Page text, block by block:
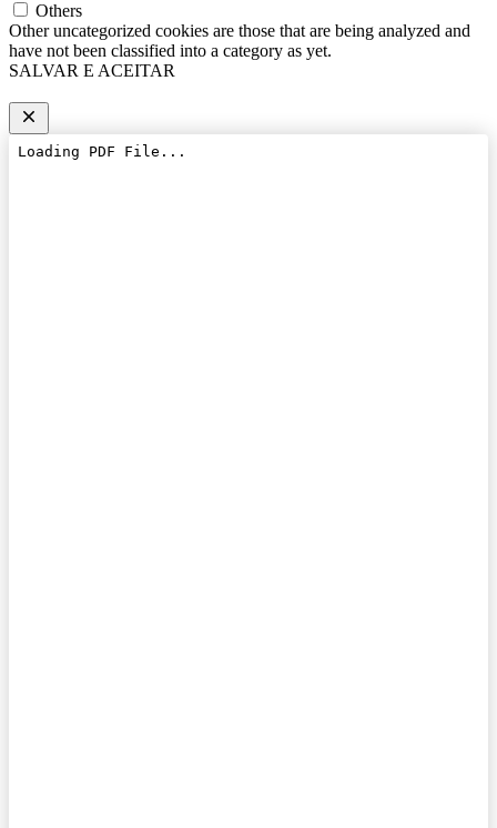
Others
Other uncategorized cookies are those that are being analyzed and
have not been classified into a category as yet.
SALVAR E ACEITAR